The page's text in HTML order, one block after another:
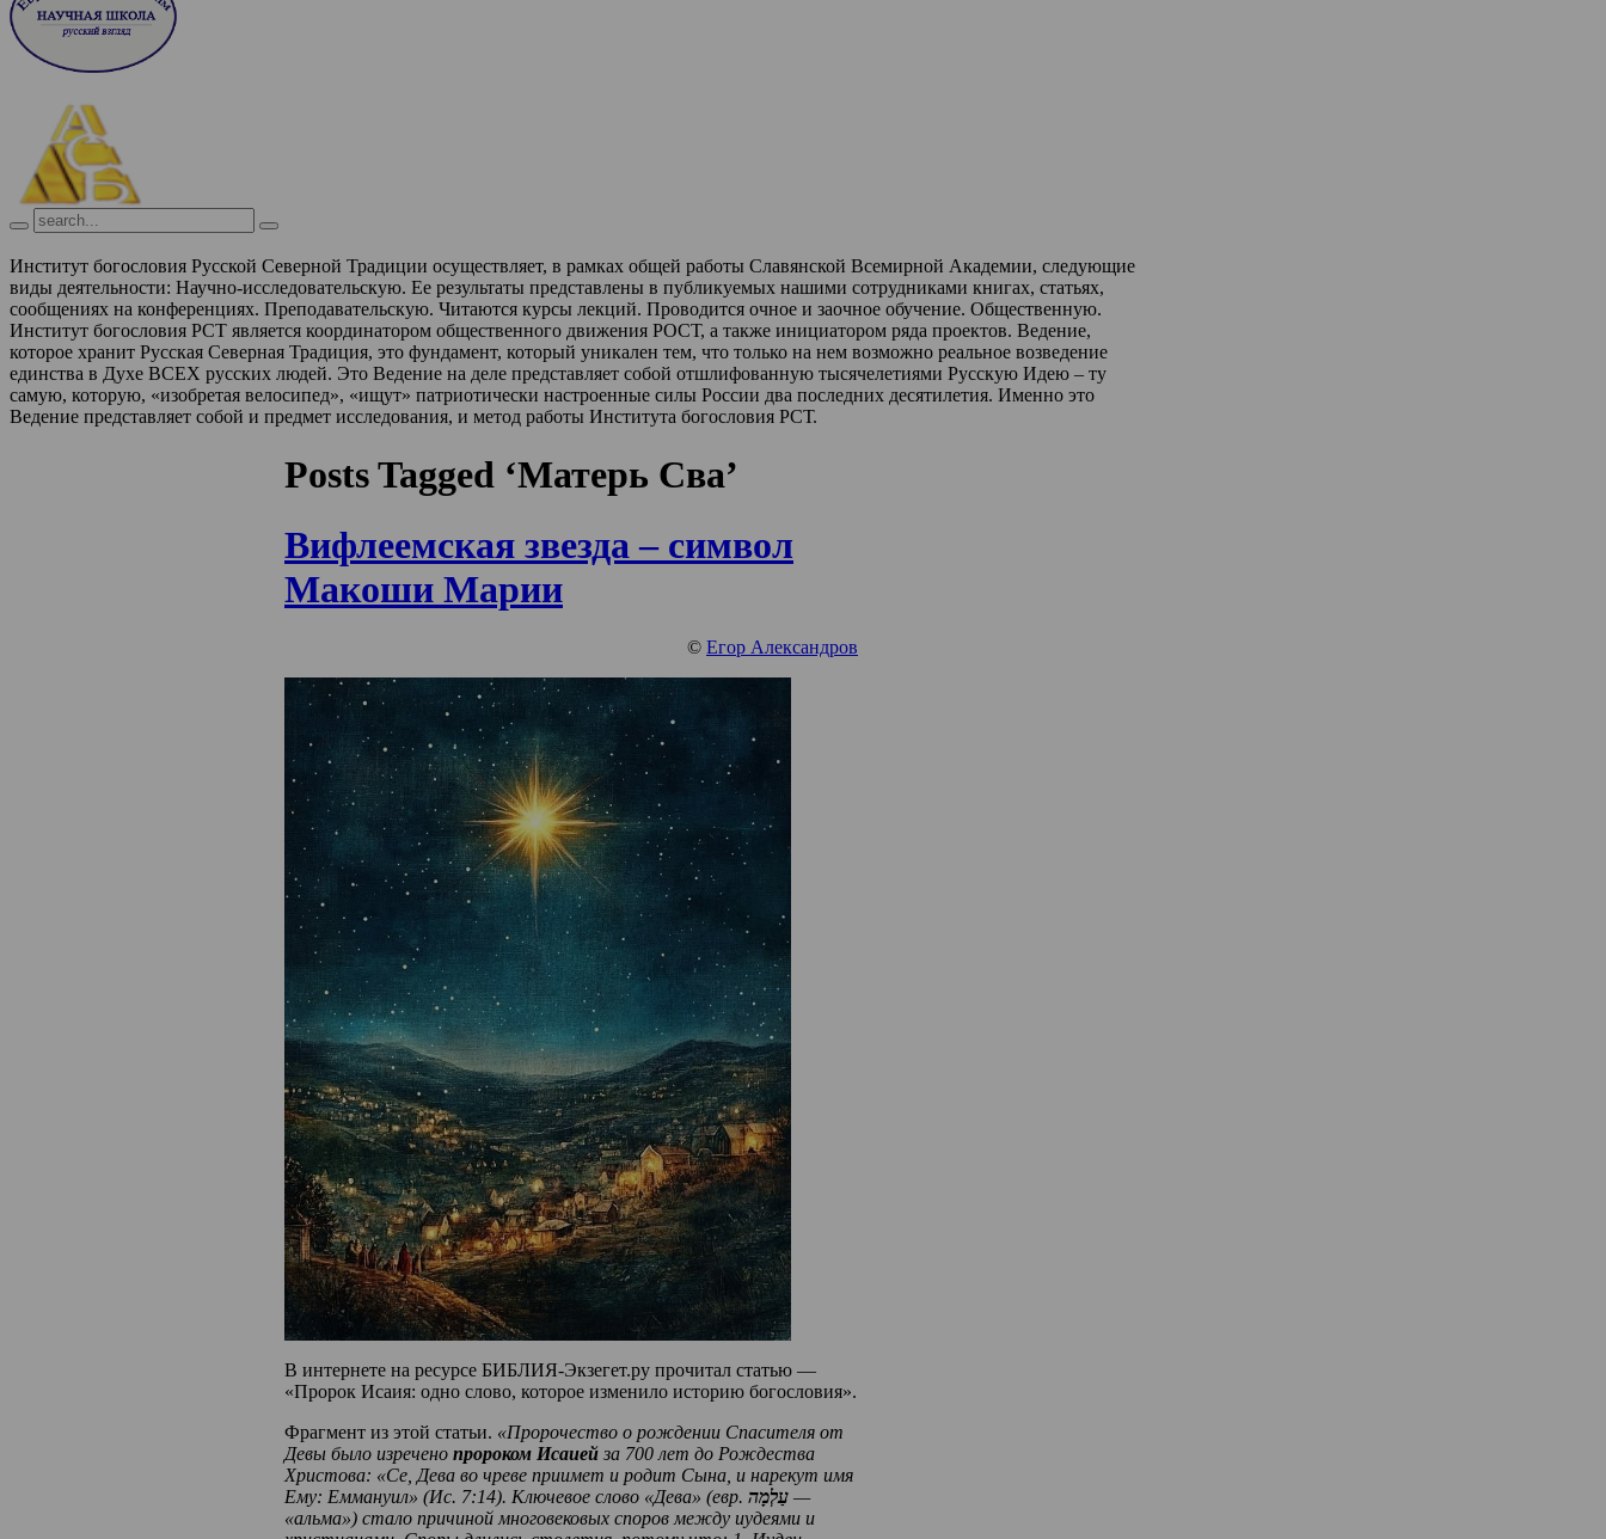
Институт богословия Русской Северной Традиции осуществляет, в рамках общей работы Славянской Всемирной Академии, следующие
виды деятельности: Научно-исследовательскую. Ее результаты представлены в публикуемых нашими сотрудниками книгах, статьях,
сообщениях на конференциях. Преподавательскую. Читаются курсы лекций. Проводится очное и заочное обучение. Общественную.
Институт богословия РСТ является координатором общественного движения РОСТ, а также инициатором ряда проектов. Ведение,
которое хранит Русская Северная Традиция, это фундамент, который уникален тем, что только на нем возможно реальное возведение
единства в Духе ВСЕХ русских людей. Это Ведение на деле представляет собой отшлифованную тысячелетиями Русскую Идею – ту
самую, которую, «изобретая велосипед», «ищут» патриотически настроенные силы России два последних десятилетия. Именно это
Ведение представляет собой и предмет исследования, и метод работы Института богословия РСТ.
Posts Tagged ‘Матерь Сва’
Вифлеемская звезда – символ
Макоши Марии
© Егор Александров
В интернете на ресурсе БИБЛИЯ-Экзегет.ру прочитал статью —
«Пророк Исаия: одно слово, которое изменило историю богословия».
Фрагмент из этой статьи. «Пророчество о рождении Спасителя от
Девы было изречено пророком Исаией за 700 лет до Рождества
Христова: «Се, Дева во чреве приимет и родит Сына, и нарекут имя
Ему: Еммануил» (Ис. 7:14). Ключевое слово «Дева» (евр. עַלְמָה —
«альма») стало причиной многовековых споров между иудеями и